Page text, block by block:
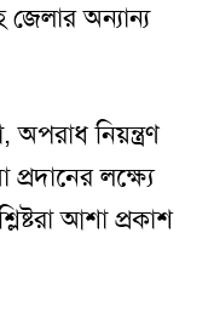
অন্যান্য
নিয়ন্ত্রণ
লক্ষ্যে
আশা প্রকাশ